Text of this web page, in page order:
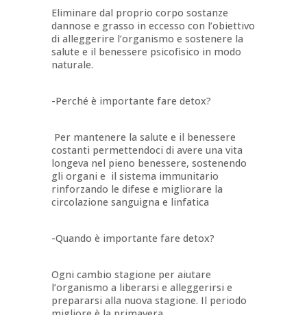
Eliminare dal proprio corpo sostanze
dannose e grasso in eccesso con l’obiettivo
di alleggerire l’organismo e sostenere la
salute e il benessere psicofisico in modo
naturale.
-Perché è importante fare detox?
Per mantenere la salute e il benessere
costanti permettendoci di avere una vita
longeva nel pieno benessere, sostenendo
gli organi e il sistema immunitario
rinforzando le difese e migliorare la
circolazione sanguigna e linfatica
-Quando è importante fare detox?
Ogni cambio stagione per aiutare
l’organismo a liberarsi e alleggerirsi e
prepararsi alla nuova stagione. Il periodo